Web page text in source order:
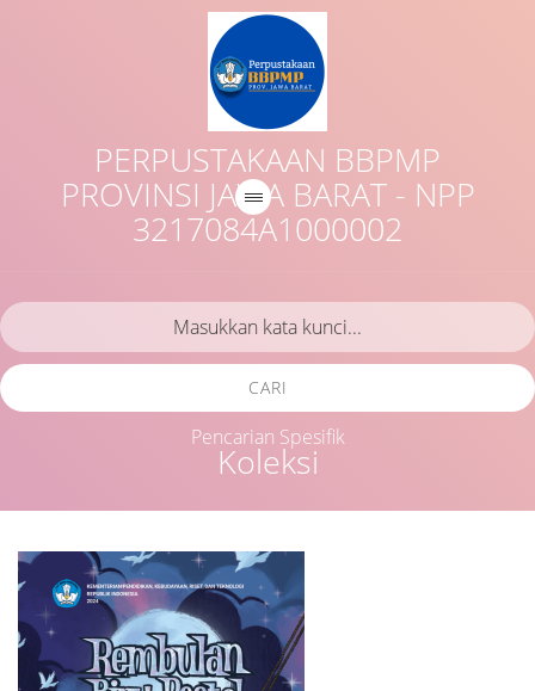
PERPUSTAKAAN BBPMP
PROVINSI JAWA BARAT - NPP
3217084A1000002
Koleksi
CARI
Pencarian Spesifik